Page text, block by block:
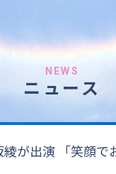
NEWS
ニュース
が出演 「笑顔で